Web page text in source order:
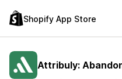
Shopify App Store
Attribuly: